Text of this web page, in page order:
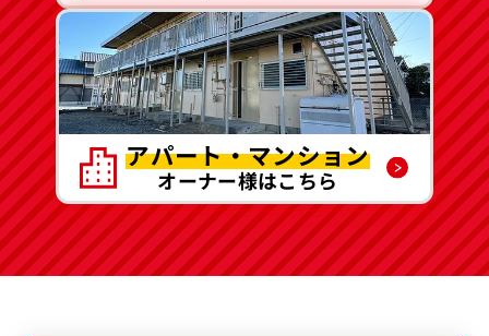
アパート・マンション
オーナー様はこちら